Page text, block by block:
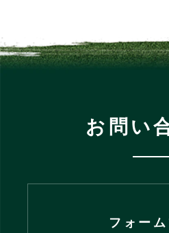
お問い
フォー